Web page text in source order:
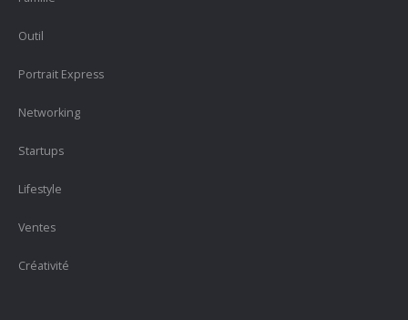
Outil
Portrait Express
Networking
Startups
Lifestyle
Ventes
Créativité